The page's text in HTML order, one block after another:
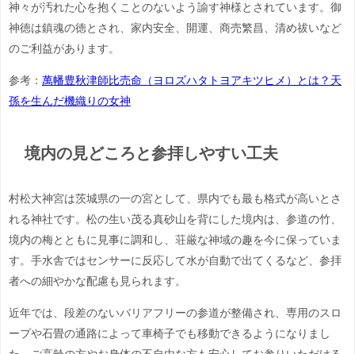
神々が汚れた心を抱くことのないよう諭す神様とされています。御
神徳は鎮魂の徳とされ、家内安全、開運、商売繁昌、清め祓いなど
のご利益があります。
参考： 萬幡豊秋津師比売命（ヨロズハタトヨアキツヒメ）とは？天
孫を生んだ機織りの女神
境内の見どころと参拝しやすい工夫
村松大神宮は茨城県の一の宮として、県内でも最も格式が高いとさ
れる神社です。松の生い茂る真砂山を背にした境内は、参道の竹、
境内の梅とともに見事に調和し、荘厳な神域の趣を今に保っていま
す。手水舎ではセンサーに反応して水が自動で出てくるなど、参拝
者への細やかな配慮も見られます。
近年では、段差のないバリアフリーの参道が整備され、専用のスロ
ープや石畳の通路によって車椅子でも移動できるようになりまし